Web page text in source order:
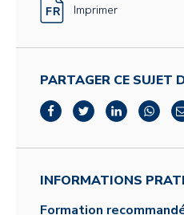
Imprimer
PARTAGER CE SUJET
INFORMATIONS
Formation